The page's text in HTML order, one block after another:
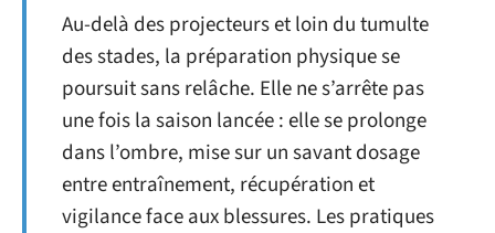
Au-delà des projecteurs et loin du tumulte
des stades, la préparation physique se
poursuit sans relâche. Elle ne s’arrête pas
une fois la saison lancée : elle se prolonge
dans l’ombre, mise sur un savant dosage
entre entraînement, récupération et
vigilance face aux blessures. Les pratiques